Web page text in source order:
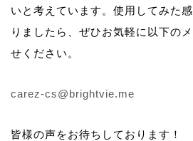
いと考えています。使用してみた
りましたら、ぜひお気軽に以下の
せください。
carez-cs@brightvie.me
皆様の声をお待ちしております！